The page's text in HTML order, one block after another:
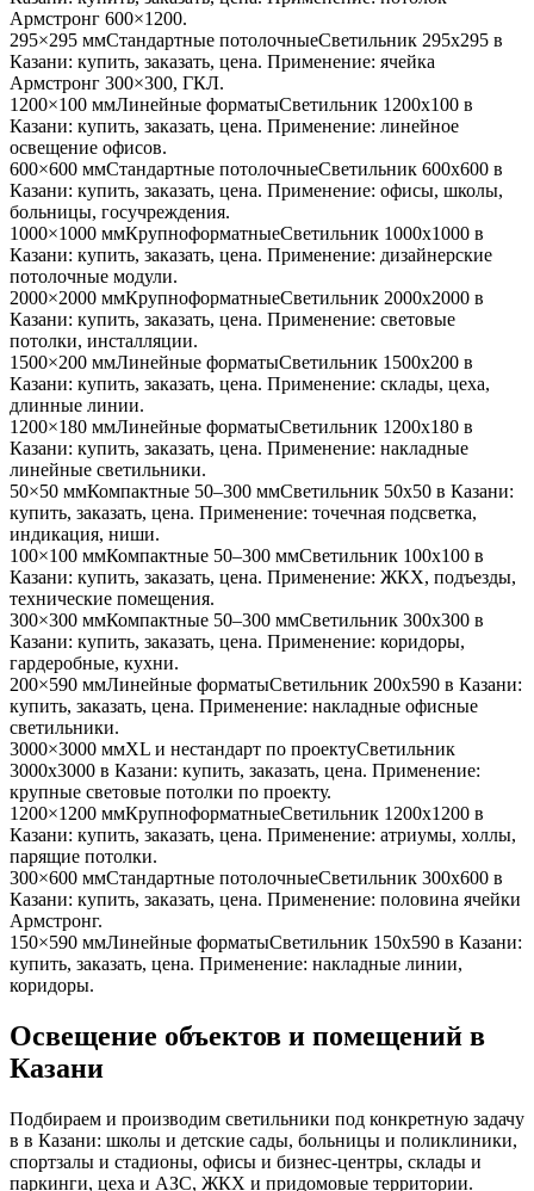
Армстронг 600×1200.
295×295 ммСтандартные потолочныеСветильник 295x295 в
Казани: купить, заказать, цена. Применение: ячейка
Армстронг 300×300, ГКЛ.
1200×100 ммЛинейные форматыСветильник 1200x100 в
Казани: купить, заказать, цена. Применение: линейное
освещение офисов.
600×600 ммСтандартные потолочныеСветильник 600x600 в
Казани: купить, заказать, цена. Применение: офисы, школы,
больницы, госучреждения.
1000×1000 ммКрупноформатныеСветильник 1000x1000 в
Казани: купить, заказать, цена. Применение: дизайнерские
потолочные модули.
2000×2000 ммКрупноформатныеСветильник 2000x2000 в
Казани: купить, заказать, цена. Применение: световые
потолки, инсталляции.
1500×200 ммЛинейные форматыСветильник 1500x200 в
Казани: купить, заказать, цена. Применение: склады, цеха,
длинные линии.
1200×180 ммЛинейные форматыСветильник 1200x180 в
Казани: купить, заказать, цена. Применение: накладные
линейные светильники.
50×50 ммКомпактные 50–300 ммСветильник 50x50 в Казани:
купить, заказать, цена. Применение: точечная подсветка,
индикация, ниши.
100×100 ммКомпактные 50–300 ммСветильник 100x100 в
Казани: купить, заказать, цена. Применение: ЖКХ, подъезды,
технические помещения.
300×300 ммКомпактные 50–300 ммСветильник 300x300 в
Казани: купить, заказать, цена. Применение: коридоры,
гардеробные, кухни.
200×590 ммЛинейные форматыСветильник 200x590 в Казани:
купить, заказать, цена. Применение: накладные офисные
светильники.
3000×3000 ммXL и нестандарт по проектуСветильник
3000x3000 в Казани: купить, заказать, цена. Применение:
крупные световые потолки по проекту.
1200×1200 ммКрупноформатныеСветильник 1200x1200 в
Казани: купить, заказать, цена. Применение: атриумы, холлы,
парящие потолки.
300×600 ммСтандартные потолочныеСветильник 300x600 в
Казани: купить, заказать, цена. Применение: половина ячейки
Армстронг.
150×590 ммЛинейные форматыСветильник 150x590 в Казани:
купить, заказать, цена. Применение: накладные линии,
коридоры.
Освещение объектов и помещений в
Казани
Подбираем и производим светильники под конкретную задачу
в в Казани: школы и детские сады, больницы и поликлиники,
спортзалы и стадионы, офисы и бизнес-центры, склады и
паркинги, цеха и АЗС, ЖКХ и придомовые территории.